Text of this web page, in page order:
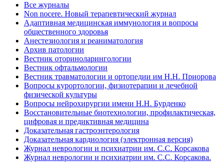
Все журналы
Non nocere. Новый терапевтический журнал
Адаптивная медицинская иммунология и вопросы
общественного здоровья
Анестезиология и реаниматология
Архив патологии
Вестник оториноларингологии
Вестник офтальмологии
Вестник травматологии и ортопедии им Н.Н. Приорова
Вопросы курортологии, физиотерапии и лечебной
физической культуры
Вопросы нейрохирургии имени Н.Н. Бурденко
Восстановительные биотехнологии, профилактическая,
цифровая и предиктивная медицина
Доказательная гастроэнтерология
Доказательная кардиология (электронная версия)
Журнал неврологии и психиатрии им. С.С. Корсакова
Журнал неврологии и психиатрии им. С.С. Корсакова.